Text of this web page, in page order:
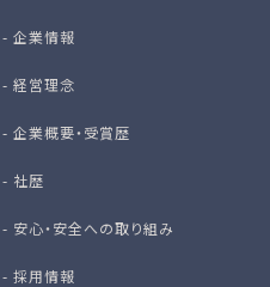
- 企業情報
- 経営理念
- 企業概要・受賞歴
- 社歴
- 安心・安全への取り組み
- 採用情報